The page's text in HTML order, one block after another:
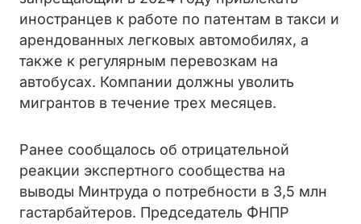
иностранцев к работе по патентам в такси и
арендованных легковых автомобилях, а
также к регулярным перевозкам на
автобусах. Компании должны уволить
мигрантов в течение трех месяцев.
Ранее сообщалось об отрицательной
реакции экспертного сообщества на
выводы Минтруда о потребности в 3,5 млн
гастарбайтеров. Председатель ФНПР